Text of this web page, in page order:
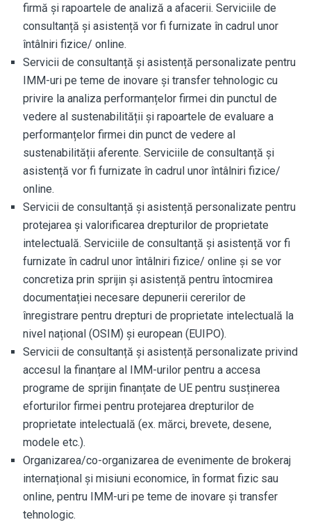
firmă și rapoartele de analiză a afacerii. Serviciile de
consultanță și asistență vor fi furnizate în cadrul unor
întâlniri fizice/ online.
Servicii de consultanță și asistență personalizate pentru
IMM-uri pe teme de inovare și transfer tehnologic cu
privire la analiza performanțelor firmei din punctul de
vedere al sustenabilității și rapoartele de evaluare a
performanțelor firmei din punct de vedere al
sustenabilității aferente. Serviciile de consultanță și
asistență vor fi furnizate în cadrul unor întâlniri fizice/
online.
Servicii de consultanță și asistență personalizate pentru
protejarea și valorificarea drepturilor de proprietate
intelectuală. Serviciile de consultanță și asistență vor fi
furnizate în cadrul unor întâlniri fizice/ online și se vor
concretiza prin sprijin și asistență pentru întocmirea
documentației necesare depunerii cererilor de
înregistrare pentru drepturi de proprietate intelectuală la
nivel național (OSIM) și european (EUIPO).
Servicii de consultanță și asistență personalizate privind
accesul la finanțare al IMM-urilor pentru a accesa
programe de sprijin finanțate de UE pentru susținerea
eforturilor firmei pentru protejarea drepturilor de
proprietate intelectuală (ex. mărci, brevete, desene,
modele etc.).
Organizarea/co-organizarea de evenimente de brokeraj
internațional și misiuni economice, în format fizic sau
online, pentru IMM-uri pe teme de inovare și transfer
tehnologic.